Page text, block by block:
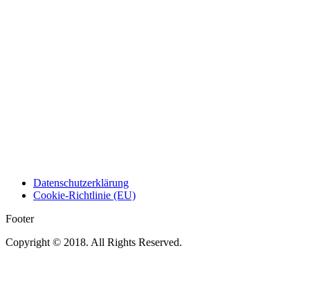
Datenschutzerklärung
Cookie-Richtlinie (EU)
Footer
Copyright © 2018. All Rights Reserved.